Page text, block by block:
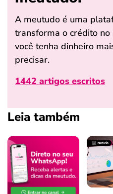
A meutudo é uma
transforma o crédito
você tenha dinheiro
precisar.
1442 artigos escritos
Leia também